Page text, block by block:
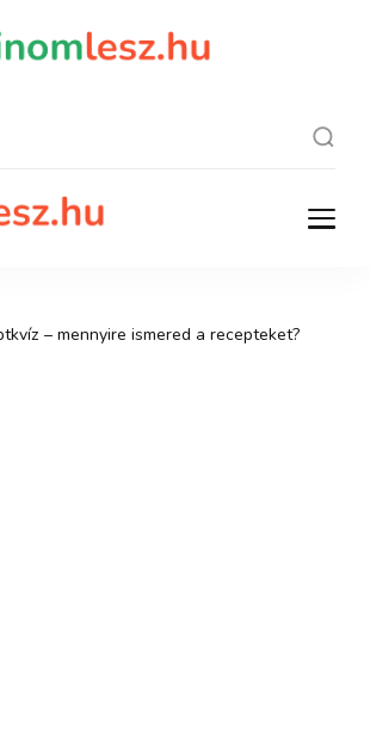
finomlesz.hu
Recept, ami finom lesz.
– mennyire ismered a recepteket?